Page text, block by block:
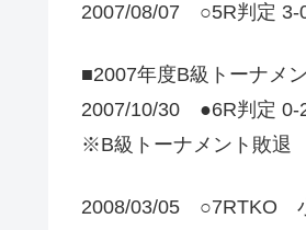
2007/08/07 ○5R判定 3-
■2007年度B級トーナメ
2007/10/30 ●6R判定 0-
※B級トーナメント敗退
2008/03/05 ○7RTKO